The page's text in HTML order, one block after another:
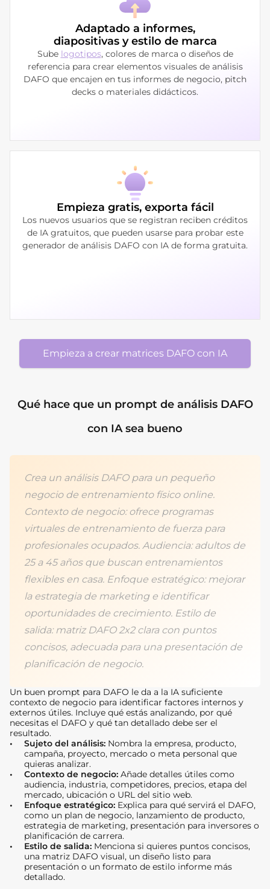
Adaptado a informes,
diapositivas y estilo de marca
Sube logotipos, colores de marca o diseños de
referencia para crear elementos visuales de análisis
DAFO que encajen en tus informes de negocio, pitch
decks o materiales didácticos.
Empieza gratis, exporta fácil
Los nuevos usuarios que se registran reciben créditos
de IA gratuitos, que pueden usarse para probar este
generador de análisis DAFO con IA de forma gratuita.
Empieza a crear matrices DAFO con IA
Qué hace que un prompt de análisis DAFO
con IA sea bueno
Crea un análisis DAFO para un pequeño
negocio de entrenamiento físico online.
Contexto de negocio: ofrece programas
virtuales de entrenamiento de fuerza para
profesionales ocupados. Audiencia: adultos de
25 a 45 años que buscan entrenamientos
flexibles en casa. Enfoque estratégico: mejorar
la estrategia de marketing e identificar
oportunidades de crecimiento. Estilo de
salida: matriz DAFO 2x2 clara con puntos
concisos, adecuada para una presentación de
planificación de negocio.
Un buen prompt para DAFO le da a la IA suficiente
contexto de negocio para identificar factores internos y
externos útiles. Incluye qué estás analizando, por qué
necesitas el DAFO y qué tan detallado debe ser el
resultado.
Sujeto del análisis: Nombra la empresa, producto,
campaña, proyecto, mercado o meta personal que
quieras analizar.
Contexto de negocio: Añade detalles útiles como
audiencia, industria, competidores, precios, etapa del
mercado, ubicación o URL del sitio web.
Enfoque estratégico: Explica para qué servirá el DAFO,
como un plan de negocio, lanzamiento de producto,
estrategia de marketing, presentación para inversores o
planificación de carrera.
Estilo de salida: Menciona si quieres puntos concisos,
una matriz DAFO visual, un diseño listo para
presentación o un formato de estilo informe más
detallado.